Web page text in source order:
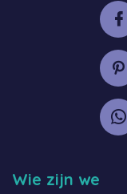
Wie zijn we